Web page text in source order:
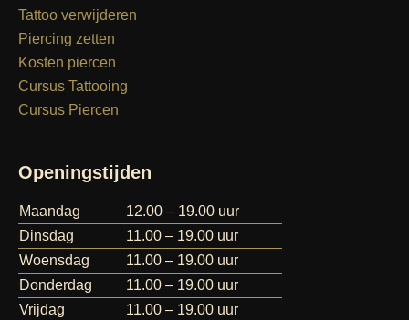
Tattoo verwijderen
Piercing zetten
Kosten piercen
Cursus Tattooing
Cursus Piercen
Openingstijden
Maandag
12.00 – 19.00 uur
Dinsdag
11.00 – 19.00 uur
Woensdag
11.00 – 19.00 uur
Donderdag
11.00 – 19.00 uur
Vrijdag
11.00 – 19.00 uur